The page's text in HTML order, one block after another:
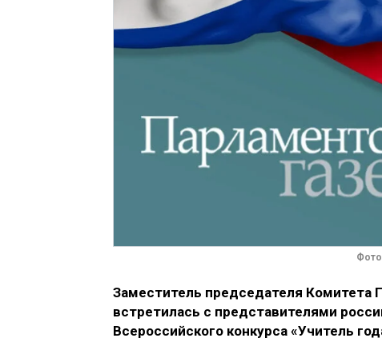
Заместитель председателя Комитета
встретилась с представителями
Всероссийского конкурса «Учитель